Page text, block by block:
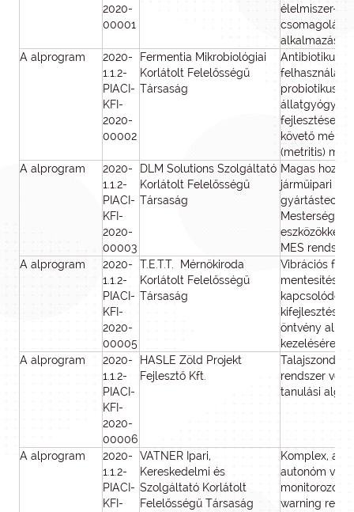
2020-
00001
élelmiszer-
A alprogram
2020-
1.1.2-
PIACI-
KFI-
2020-
00002
Fermentia Mikrobiológiai
Korlátolt Felelősségű
Társaság
probiotikus
fejlesztése
követő
(metritis)
A alprogram
2020-
1.1.2-
PIACI-
KFI-
2020-
00003
DLM Solutions Szolgáltató
Korlátolt Felelősségű
Társaság
Magas
járműipari
Mesterséges
eszközökkel
MES rendszer
A alprogram
2020-
1.1.2-
PIACI-
KFI-
2020-
00005
T.E.T.T. Mérnökiroda
Korlátolt Felelősségű
Társaság
Vibrációs
mentesítési
kapcsolódó
kifejlesztése
öntvény
kezelésére
A alprogram
2020-
1.1.2-
PIACI-
KFI-
2020-
00006
HASLE Zöld Projekt
Fejlesztő Kft.
Talajszondás
rendszer
tanulási
A alprogram
2020-
1.1.2-
PIACI-
KFI-
VATNER Ipari,
Kereskedelmi és
Szolgáltató Korlátolt
Felelősségű Társaság
Komplex,
autonóm
monitorozó
warning